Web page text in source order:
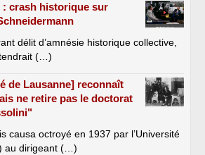
: crash historique sur
délit d’amnésie historique collective,
(…)
de Lausanne] reconnaît
ne retire pas le doctorat
causa octroyé en 1937 par l’Université
au dirigeant (…)